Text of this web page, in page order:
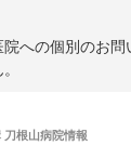
への個別のお問
刀根山病院情報